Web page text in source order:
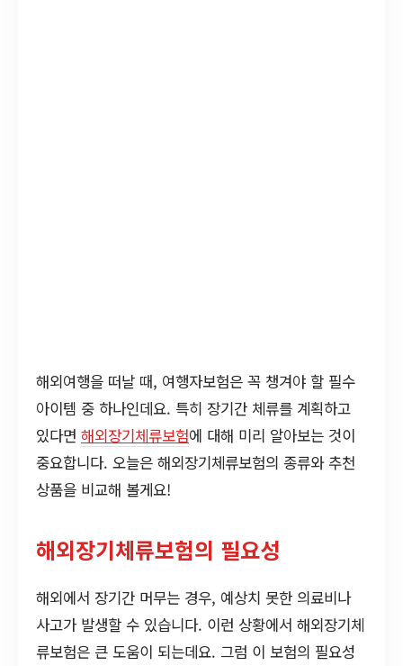
해외여행을 떠날 때, 여행자보험은 꼭 챙겨야 할 필수
아이템 중 하나인데요. 특히 장기간 체류를 계획하고
있다면 해외장기체류보험에 대해 미리 알아보는 것이
중요합니다. 오늘은 해외장기체류보험의 종류와 추천
상품을 비교해 볼게요!
해외장기체류보험의 필요성
해외에서 장기간 머무는 경우, 예상치 못한 의료비나
사고가 발생할 수 있습니다. 이런 상황에서 해외장기체
류보험은 큰 도움이 되는데요. 그럼 이 보험의 필요성